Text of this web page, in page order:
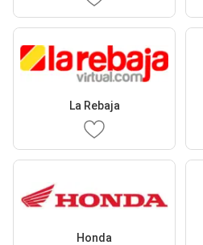
La Rebaja
Honda